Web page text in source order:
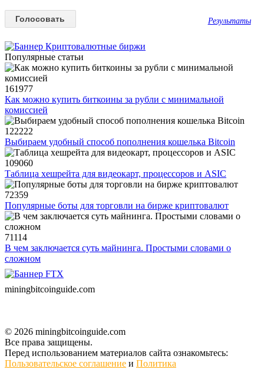
Результаты
Популярные статьи
161977
Как можно купить биткоины за рубли с минимальной
комиссией
122222
Выбираем удобный способ пополнения кошелька Bitcoin
109060
Таблица хешрейта для видеокарт, процессоров и ASIC
72359
Популярные боты для торговли на бирже криптовалют
71114
В чем заключается суть майнинга. Простыми словами о
сложном
miningbitcoinguide.com
© 2026 miningbitcoinguide.com
Все права защищены.
Перед использованием материалов сайта ознакомьтесь:
Пользовательское соглашение и Политика